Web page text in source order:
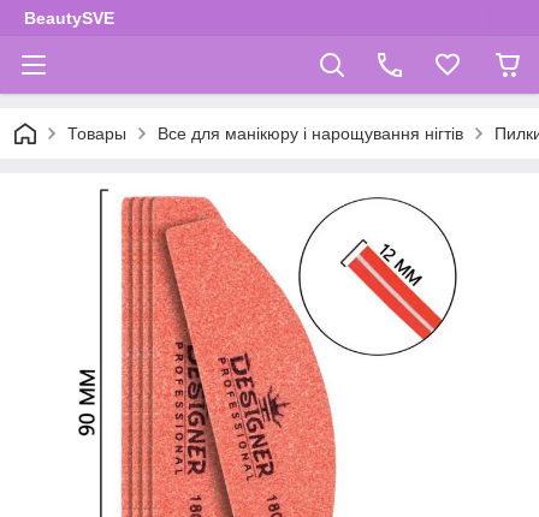
BeautySVE
Товары Все для манікюру і нарощування нігтів